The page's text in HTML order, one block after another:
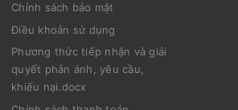
Chính sách bảo mật
Điều khoản sử dụng
Phương thức tiếp nhận và giải
quyết phản ánh, yêu cầu,
khiếu nại.docx